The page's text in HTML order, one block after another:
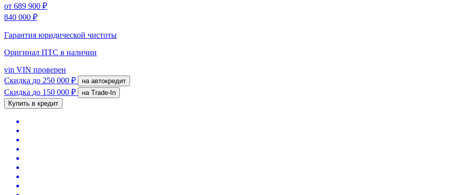
от 689 900 ₽
840 000 ₽
Гарантия юридической чистоты
Оригинал ПТС в наличии
vin VIN проверен
Скидка до 250 000 ₽ на автокредит
Скидка до 150 000 ₽
на Trade-In
Купить в кредит